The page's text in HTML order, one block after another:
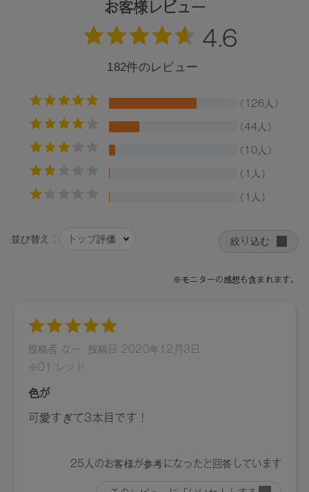
05：ヒマワリ種子油、トリイソステアリン酸ポリグリセリル
－２、トリ（カプリル酸／カプリン酸）グリセリル、植物性
スクワラン、ダイマージリノール酸水添ヒマシ油、キャンデ
リラロウ、キャンデリラロウ炭化水素、コメヌカロウ、キャ
ンデリラロウエステルズ、ミツロウ、トコフェロール、アル
ガニアスピノサ核油、カニナバラ果実油、水酸化Ａｌ、酸化
06：ヒマワリ種子油、トリイソステアリン酸ポリグリセリル
－２、トリ（カプリル酸／カプリン酸）グリセリル、植物性
スクワラン、ダイマージリノール酸水添ヒマシ油、キャンデ
ンデリラロウエステルズ、ミツロウ、トコフェロール、アル
ガニアスピノサ核油、カニナバラ果実油、水酸化Ａｌ、酸化
チタン、黄４、赤２０２、酸化鉄,
07：ヒマワリ種子油、トリイソステアリン酸ポリグリセリル
－２、トリ（カプリル酸／カプリン酸）グリセリル、植物性
リラロウ、キャンデリラロウ炭化水素、コメヌカロウ、キャ
チタン、黄４、赤２０２,
08：ヒマワリ種子油、トリイソステアリン酸ポリグリセリル
－２、トリ（カプリル酸／カプリン酸）グリセリル、植物性
リラロウ、キャンデリラロウ炭化水素、コメヌカロウ、キャ
ガニアスピノサ核油、カニナバラ果実油、水酸化Ａｌ、酸化
09：ヒマワリ種子油、トリイソステアリン酸ポリグリセリル
お客様レビュー